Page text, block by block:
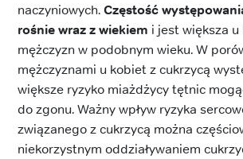
naczyniowych.Częstość
rośnie wraz z wiekiem i jest większa
mężczyzn w podobnym wieku. W
mężczyznami u kobiet z cukrzycą
większe ryzyko miażdżycy tętnic
do zgonu. Ważny wpływ ryzyka
związanego z cukrzycą można
niekorzystnym oddziaływaniem